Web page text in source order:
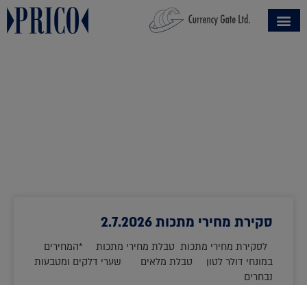
סקירת מחירי מתכות 2.7.2026
לסקירת מחירי מתכות טבלת מחירי מתכות *המחירים
במונחי דולר לטון טבלת מלאים שערי דלקים ומטבעות
נבחרים